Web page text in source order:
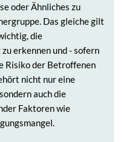
oder Ähnliches zu
Das gleiche gilt
die
erkennen und - sofern
Risiko der Betroffenen
nicht nur eine
auch die
Faktoren wie